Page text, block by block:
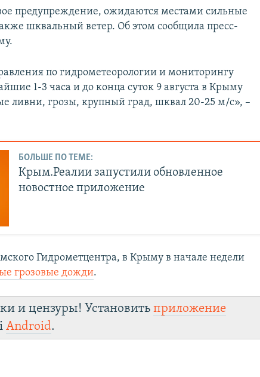
предупреждение, ожидаются местами сильные
шквальный ветер. Об этом сообщила пресс-
по гидрометеорологии и мониторингу
1-3 часа и до конца суток 9 августа в Крыму
ливни, грозы, крупный град, шквал 20-25 м/с», –
БОЛЬШЕ ПО ТЕМЕ:
Крым.Реалии запустили обновленное
новостное приложение
Гидрометцентра, в Крыму в начале недели
грозовые дожди.
и цензуры! Установитьприложение
іAndroid.